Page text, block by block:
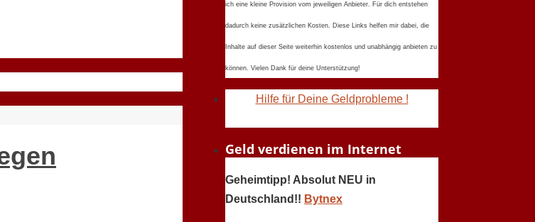
ich eine kleine Provision vom jeweiligen Anbieter. Für dich entstehen
dadurch keine zusätzlichen Kosten. Diese Links helfen mir dabei, die
Inhalte auf dieser Seite weiterhin kostenlos und unabhängig anbieten zu
können. Vielen Dank für deine Unterstützung!
Hilfe für Deine Geldprobleme !
Geld verdienen im Internet
Geheimtipp! Absolut NEU in
Deutschland!! Bytnex